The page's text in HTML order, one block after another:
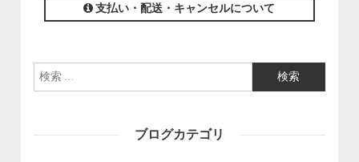
支払い・配送・キャンセルについて
検索:
ブログカテゴリ